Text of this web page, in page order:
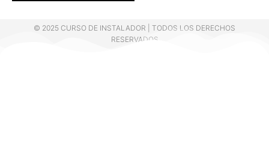
© 2025 CURSO DE INSTALADOR | TODOS LOS DERECHOS
RESERVADOS